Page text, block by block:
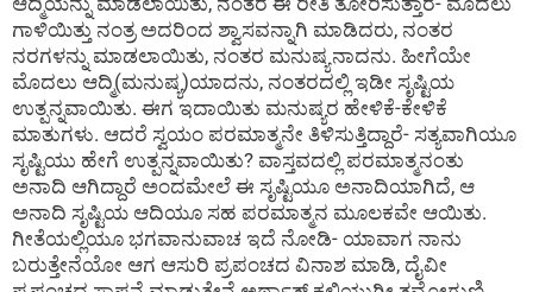
ಗಾಳಿಯಿತ್ತು ನಂತ್ರ ಅದರಿಂದ ಶ್ವಾಸವನ್ನಾಗಿ ಮಾಡಿದರು, ನಂತರ
ನರಗಳನ್ನು ಮಾಡಲಾಯಿತು, ನಂತರ ಮನುಷ್ಯನಾದನು. ಹೀಗೆಯೇ
ಮೊದಲು ಆದ್ಮಿ(ಮನುಷ್ಯ)ಯಾದನು, ನಂತರದಲ್ಲಿ ಇಡೀ ಸೃಷ್ಟಿಯ
ಉತ್ಪನ್ನವಾಯಿತು. ಈಗ ಇದಾಯಿತು ಮನುಷ್ಯರ ಹೇಳಿಕೆ-ಕೇಳಿಕೆ
ಮಾತುಗಳು. ಆದರೆ ಸ್ವಯಂ ಪರಮಾತ್ಮನೇ ತಿಳಿಸುತ್ತಿದ್ದಾರೆ- ಸತ್ಯವಾಗಿಯೂ
ಸೃಷ್ಟಿಯು ಹೇಗೆ ಉತ್ಪನ್ನವಾಯಿತು? ವಾಸ್ತವದಲ್ಲಿ ಪರಮಾತ್ಮನಂತು
ಅನಾದಿ ಆಗಿದ್ದಾರೆ ಅಂದಮೇಲೆ ಈ ಸೃಷ್ಟಿಯೂ ಅನಾದಿಯಾಗಿದೆ, ಆ
ಅನಾದಿ ಸೃಷ್ಟಿಯ ಆದಿಯೂ ಸಹ ಪರಮಾತ್ಮನ ಮೂಲಕವೇ ಆಯಿತು.
ಗೀತೆಯಲ್ಲಿಯೂ ಭಗವಾನುವಾಚ ಇದೆ ನೋಡಿ- ಯಾವಾಗ ನಾನು
ಬರುತ್ತೇನೆಯೋ ಆಗ ಆಸುರಿ ಪ್ರಪಂಚದ ವಿನಾಶ ಮಾಡಿ, ದೈವೀ